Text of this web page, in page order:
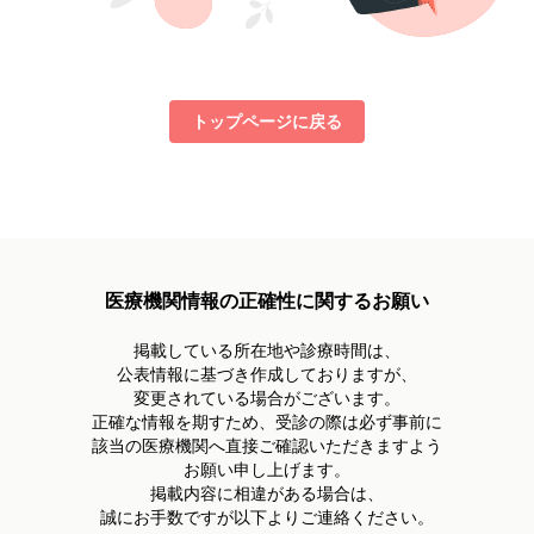
トップページに戻る
医療機関情報の正確性に関するお願い
掲載している所在地や診療時間は、
公表情報に基づき作成しておりますが、
変更されている場合がございます。
正確な情報を期すため、受診の際は必ず事前に
該当の医療機関へ直接ご確認いただきますよう
お願い申し上げます。
掲載内容に相違がある場合は、
誠にお手数ですが以下よりご連絡ください。